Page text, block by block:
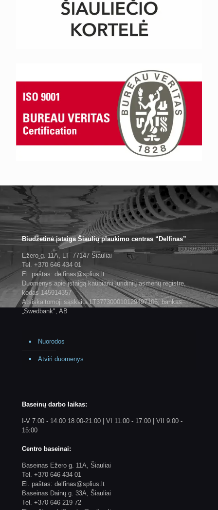
Biudžetinė įstaiga Šiaulių plaukimo centras “Delfinas”
Ežero g. 11A, LT- 77147 Šiauliai
Tel. +370 646 434 01
El. paštas: delfinas@splius.lt
Duomenys apie įstaigą kaupiami juridinių asmenų registre,
kodas 145914357
Atsiskaitomoji sąskaita LT377300010129497106, bankas
„Swedbank", AB
Nuorodos
Atviri duomenys
Baseinų darbo laikas:
I-V 7:00 - 14:00 18:00-21:00 | VI 11:00 - 17:00 | VII 9:00 -
15:00
Centro baseinai:
Baseinas Ežero g. 11A, Šiauliai
Tel. +370 646 434 01
El. paštas: delfinas@splius.lt
Baseinas Dainų g. 33A, Šiauliai
Tel. +370 646 219 72